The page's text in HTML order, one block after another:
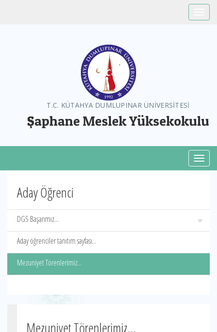
T.C. KÜTAHYA DUMLUPINAR ÜNİVERSİTESİ
Şaphane Meslek Yüksekokulu
Aday Öğrenci
DGS Başarımız...
Aday öğrenciler tanıtım sayfası...
Mezuniyet Törenlerimiz...
Mezuniyet Törenlerimiz...